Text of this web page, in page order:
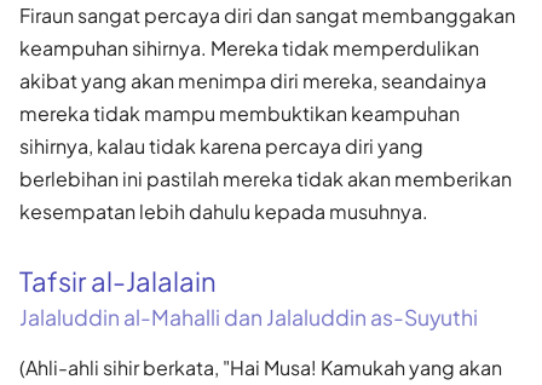
Firaun sangat percaya diri dan sangat membanggakan
keampuhan sihirnya. Mereka tidak memperdulikan
akibat yang akan menimpa diri mereka, seandainya
mereka tidak mampu membuktikan keampuhan
sihirnya, kalau tidak karena percaya diri yang
berlebihan ini pastilah mereka tidak akan memberikan
kesempatan lebih dahulu kepada musuhnya.
Tafsir al-Jalalain
Jalaluddin al-Mahalli dan Jalaluddin as-Suyuthi
(Ahli-ahli sihir berkata, "Hai Musa! Kamukah yang akan